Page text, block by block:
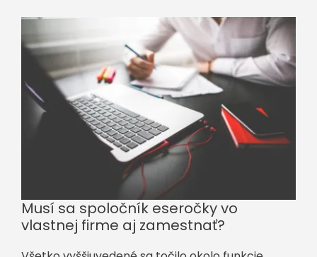
Musí sa spoločník eseročky vo
vlastnej firme aj zamestnať?